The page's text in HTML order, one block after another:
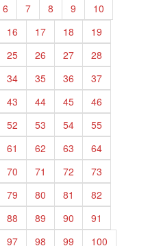
6 7 8 9
10
16 17 18
19
25 26 27
28
34 35 36
37
43 44 45
46
52 53 54
55
61 62 63
64
70 71 72
73
79 80 81
82
88 89 90
91
97 98 99
100